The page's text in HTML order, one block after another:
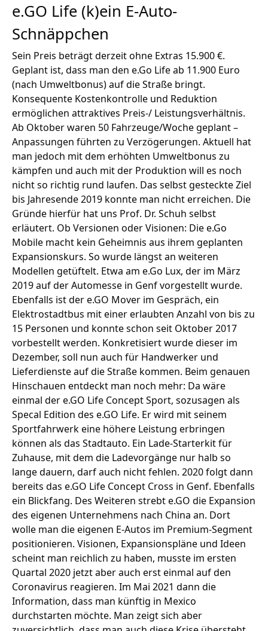
e.GO Life (k)ein E-Auto-
Schnäppchen
Sein Preis beträgt derzeit ohne Extras 15.900 €.
Geplant ist, dass man den e.Go Life ab 11.900 Euro
(nach Umweltbonus) auf die Straße bringt.
Konsequente Kostenkontrolle und Reduktion
ermöglichen attraktives Preis-/ Leistungsverhältnis.
Ab Oktober waren 50 Fahrzeuge/Woche geplant –
Anpassungen führten zu Verzögerungen. Aktuell hat
man jedoch mit dem erhöhten Umweltbonus zu
kämpfen und auch mit der Produktion will es noch
nicht so richtig rund laufen. Das selbst gesteckte Ziel
bis Jahresende 2019 konnte man nicht erreichen. Die
Gründe hierfür hat uns Prof. Dr. Schuh selbst
erläutert. Ob Versionen oder Visionen: Die e.Go
Mobile macht kein Geheimnis aus ihrem geplanten
Expansionskurs. So wurde längst an weiteren
Modellen getüftelt. Etwa am e.Go Lux, der im März
2019 auf der Automesse in Genf vorgestellt wurde.
Ebenfalls ist der e.GO Mover im Gespräch, ein
Elektrostadtbus mit einer erlaubten Anzahl von bis zu
15 Personen und konnte schon seit Oktober 2017
vorbestellt werden. Konkretisiert wurde dieser im
Dezember, soll nun auch für Handwerker und
Lieferdienste auf die Straße kommen. Beim genauen
Hinschauen entdeckt man noch mehr: Da wäre
einmal der e.GO Life Concept Sport, sozusagen als
Specal Edition des e.GO Life. Er wird mit seinem
Sportfahrwerk eine höhere Leistung erbringen
können als das Stadtauto. Ein Lade-Starterkit für
Zuhause, mit dem die Ladevorgänge nur halb so
lange dauern, darf auch nicht fehlen. 2020 folgt dann
bereits das e.GO Life Concept Cross in Genf. Ebenfalls
ein Blickfang. Des Weiteren strebt e.GO die Expansion
des eigenen Unternehmens nach China an. Dort
wolle man die eigenen E-Autos im Premium-Segment
positionieren. Visionen, Expansionspläne und Ideen
scheint man reichlich zu haben, musste im ersten
Quartal 2020 jetzt aber auch erst einmal auf den
Coronavirus reagieren. Im Mai 2021 dann die
Information, dass man künftig in Mexico
durchstarten möchte. Man zeigt sich aber